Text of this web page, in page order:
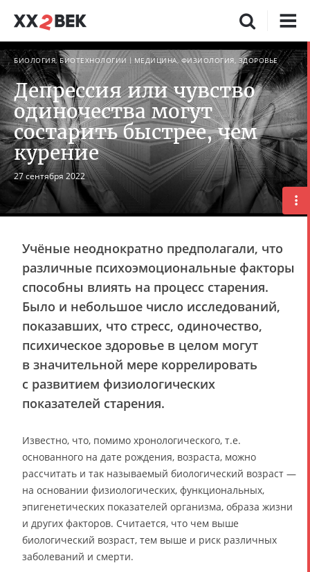
БИОЛОГИЯ, БИОТЕХНОЛОГИИ МЕДИЦИНА, ФИЗИОЛОГИЯ, ЗДОРОВЬЕ
Депрессия или чувство
одиночества могут
состарить быстрее, чем
курение
27 сентября 2022
Учёные неоднократно предполагали, что
различные психоэмоциональные факторы
способны влиять на процесс старения.
Было и небольшое число исследований,
показавших, что стресс, одиночество,
психическое здоровье в целом могут
в значительной мере коррелировать
с развитием физиологических
показателей старения.
Известно, что, помимо хронологического, т.е.
основанного на дате рождения, возраста, можно
рассчитать и так называемый биологический возраст —
на основании физиологических, функциональных,
эпигенетических показателей организма, образа жизни
и других факторов. Считается, что чем выше
биологический возраст, тем выше и риск различных
заболеваний и смерти.